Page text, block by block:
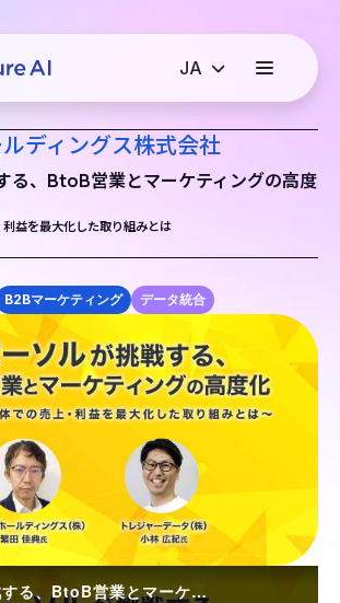
ディングス株式会社
る、BtoB営業とマーケティングの高度
益を最大化した取り組みとは
B2Bマーケティング データ統合
パーソルが挑戦する、BtoB営業とマーケティングの高度化